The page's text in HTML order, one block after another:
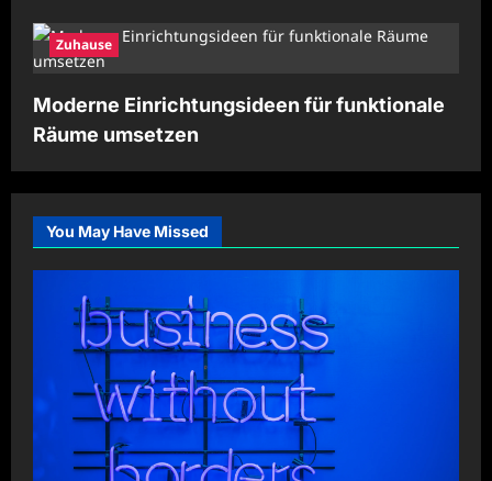
Zuhause
Moderne Einrichtungsideen für funktionale
Räume umsetzen
You May Have Missed